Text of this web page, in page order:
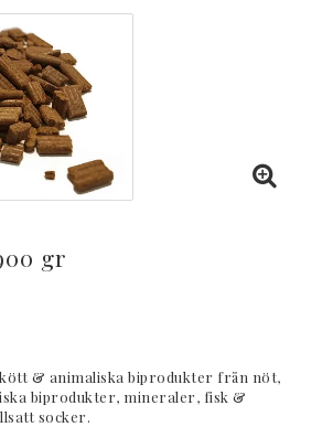
gr
& animaliska biprodukter från nöt,
biprodukter, mineraler, fisk &
socker.